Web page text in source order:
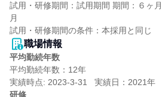
試用・研修期間：試用期間 期間：６ヶ
月
職場情報
平均勤続年数
平均勤続年数：12年
研修